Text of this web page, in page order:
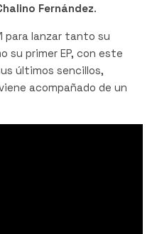
Fernández.
para lanzar tanto su
su primer EP, con este
últimos sencillos,
acompañado de un